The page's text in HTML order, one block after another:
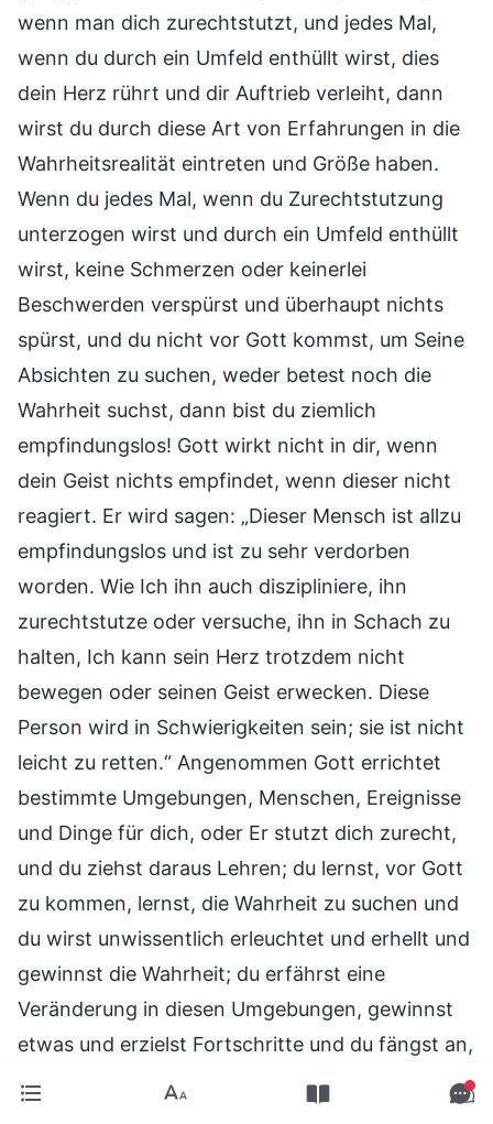
wenn man dich zurechtstutzt, und jedes Mal,
wenn du durch ein Umfeld enthüllt wirst, dies
dein Herz rührt und dir Auftrieb verleiht, dann
wirst du durch diese Art von Erfahrungen in die
Wahrheitsrealität eintreten und Größe haben.
Wenn du jedes Mal, wenn du Zurechtstutzung
unterzogen wirst und durch ein Umfeld enthüllt
wirst, keine Schmerzen oder keinerlei
Beschwerden verspürst und überhaupt nichts
spürst, und du nicht vor Gott kommst, um Seine
Absichten zu suchen, weder betest noch die
Wahrheit suchst, dann bist du ziemlich
empfindungslos! Gott wirkt nicht in dir, wenn
dein Geist nichts empfindet, wenn dieser nicht
reagiert. Er wird sagen: „Dieser Mensch ist allzu
empfindungslos und ist zu sehr verdorben
worden. Wie Ich ihn auch diszipliniere, ihn
zurechtstutze oder versuche, ihn in Schach zu
halten, Ich kann sein Herz trotzdem nicht
bewegen oder seinen Geist erwecken. Diese
Person wird in Schwierigkeiten sein; sie ist nicht
leicht zu retten.“ Angenommen Gott errichtet
bestimmte Umgebungen, Menschen, Ereignisse
und Dinge für dich, oder Er stutzt dich zurecht,
und du ziehst daraus Lehren; du lernst, vor Gott
zu kommen, lernst, die Wahrheit zu suchen und
du wirst unwissentlich erleuchtet und erhellt und
gewinnst die Wahrheit; du erfährst eine
Veränderung in diesen Umgebungen, gewinnst
etwas und erzielst Fortschritte und du fängst an,
ein wenig Verständnis von Gottes Absicht zu